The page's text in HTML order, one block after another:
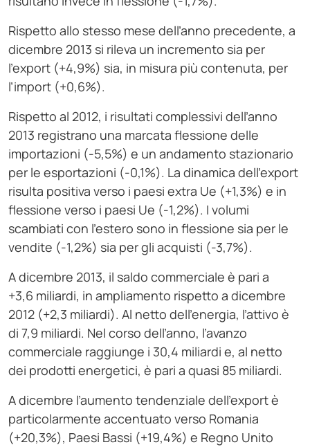
Rispetto allo stesso mese dell’anno precedente, a
dicembre 2013 si rileva un incremento sia per
l’export (+4,9%) sia, in misura più contenuta, per
l’import (+0,6%).
Rispetto al 2012, i risultati complessivi dell’anno
2013 registrano una marcata flessione delle
importazioni (-5,5%) e un andamento stazionario
per le esportazioni (-0,1%). La dinamica dell’export
risulta positiva verso i paesi extra Ue (+1,3%) e in
flessione verso i paesi Ue (-1,2%). I volumi
scambiati con l’estero sono in flessione sia per le
vendite (-1,2%) sia per gli acquisti (-3,7%).
A dicembre 2013, il saldo commerciale è pari a
+3,6 miliardi, in ampliamento rispetto a dicembre
2012 (+2,3 miliardi). Al netto dell’energia, l’attivo è
di 7,9 miliardi. Nel corso dell’anno, l’avanzo
commerciale raggiunge i 30,4 miliardi e, al netto
dei prodotti energetici, è pari a quasi 85 miliardi.
A dicembre l’aumento tendenziale dell’export è
particolarmente accentuato verso Romania
(+20,3%), Paesi Bassi (+19,4%) e Regno Unito